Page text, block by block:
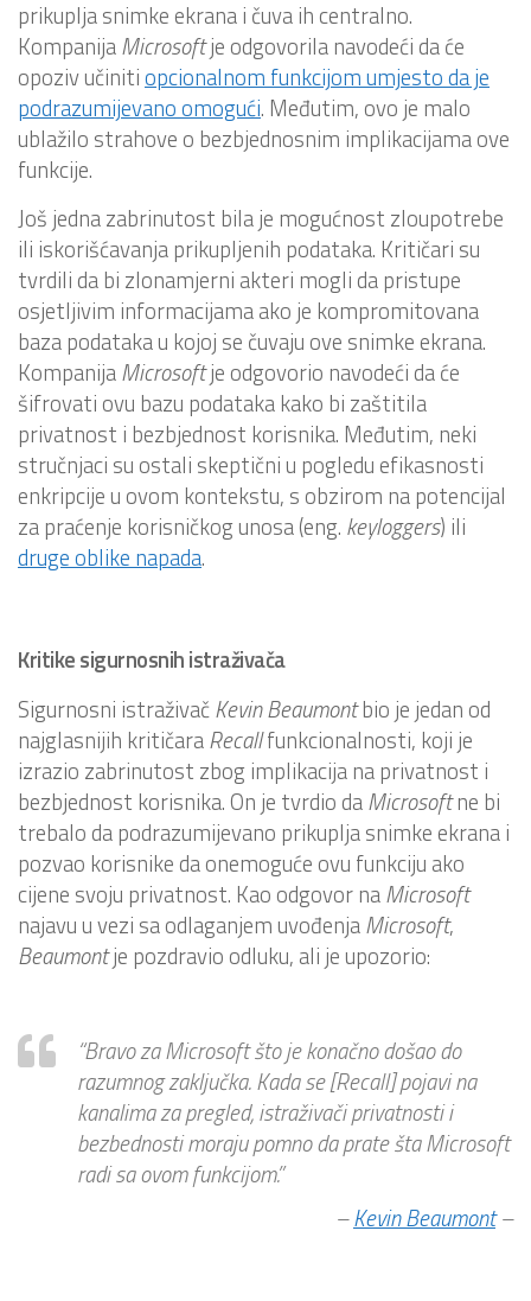
prikuplja snimke ekrana i čuva ih centralno.
KompanijaMicrosoftje odgovorila navodeći da će
opoziv učinitiopcionalnom funkcijom umjesto da je
podrazumijevano omogući. Međutim, ovo je malo
ublažilo strahove o bezbjednosnim implikacijama ove
funkcije.
Još jedna zabrinutost bila je mogućnost zloupotrebe
ili iskorišćavanja prikupljenih podataka. Kritičari su
tvrdili da bi zlonamjerni akteri mogli da pristupe
osjetljivim informacijama ako je kompromitovana
baza podataka u kojoj se čuvaju ove snimke ekrana.
KompanijaMicrosoftje odgovorio navodeći da će
šifrovati ovu bazu podataka kako bi zaštitila
privatnost i bezbjednost korisnika. Međutim, neki
stručnjaci su ostali skeptični u pogledu efikasnosti
enkripcije u ovom kontekstu, s obzirom na potencijal
za praćenje korisničkog unosa (eng. keyloggers) ili
druge oblike napada.
Kritike sigurnosnih istraživača
Sigurnosni istraživačKevinBeaumontbio je jedan od
najglasnijih kritičaraRecallfunkcionalnosti, koji je
izrazio zabrinutost zbog implikacija na privatnost i
bezbjednost korisnika. On je tvrdio daMicrosoftne bi
trebalo da podrazumijevano prikuplja snimke ekrana i
pozvao korisnike da onemoguće ovu funkciju ako
cijene svoju privatnost. Kao odgovor naMicrosoft
najavu u vezi sa odlaganjem uvođenjaMicrosoft,
Beaumontje pozdravio odluku, ali je upozorio:
“Bravo za Microsoft što je konačno došao do
razumnog zaključka. Kada se [Recall] pojavi na
kanalima za pregled, istraživači privatnosti i
bezbednosti moraju pomno da prate šta Microsoft
radi sa ovom funkcijom.”
–Kevin Beaumont–